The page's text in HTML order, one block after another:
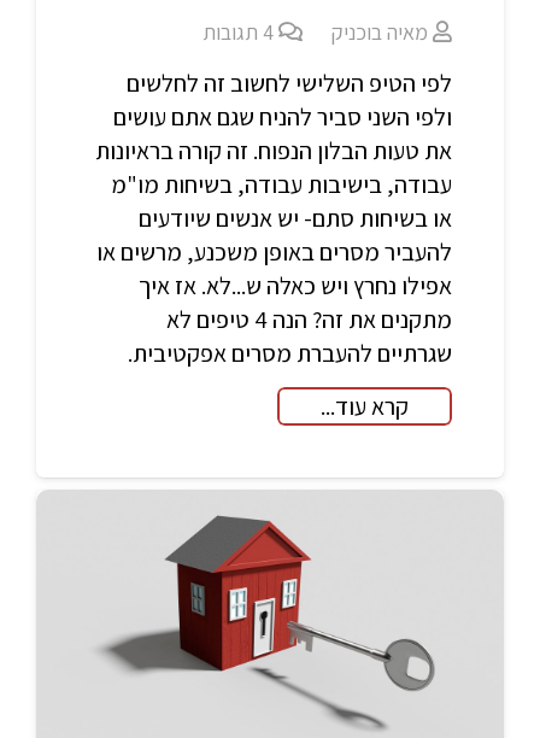
מאיה בוכניק 4 תגובות
לפי הטיפ השלישי לחשוב זה לחלשים
ולפי השני סביר להניח שגם אתם עושים
את טעות הבלון הנפוח. זה קורה בראיונות
עבודה, בישיבות עבודה, בשיחות מו"מ
או בשיחות סתם- יש אנשים שיודעים
להעביר מסרים באופן משכנע, מרשים או
אפילו נחרץ ויש כאלה ש...לא. אז איך
מתקנים את זה? הנה 4 טיפים לא
שגרתיים להעברת מסרים אפקטיבית.
קרא עוד...